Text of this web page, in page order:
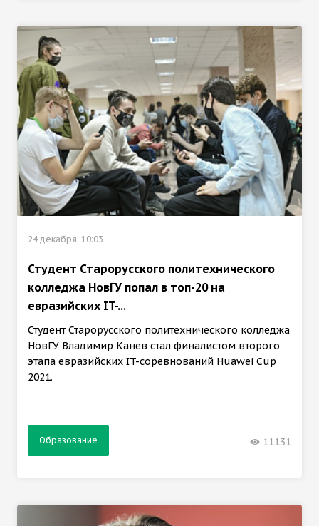
24 декабря, 10:03
Студент Старорусского политехнического
колледжа НовГУ попал в топ-20 на
евразийских IT-...
Студент Старорусского политехнического колледжа
НовГУ Владимир Канев стал финалистом второго
этапа евразийских IT-соревнований Huawei Cup
2021.
Образование 11131